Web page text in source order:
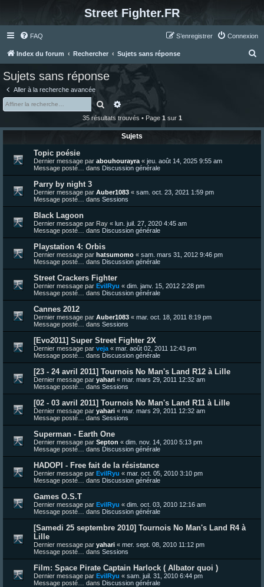
Street Fighter.FR
FAQ Connexion
S’enregistrer
Index du forum Rechercher Sujets sans réponse
Sujets sans réponse
Aller à la recherche avancée
RechercherRecherche avancée
35 résultats trouvés • Page 1 sur 1
Sujets
Topic poésie
Dernier message par abouhourayra « jeu. août 14, 2025 9:55 am
Message posté… dans Discussion générale
Parry by night 3
Dernier message par Auber1083 « sam. oct. 23, 2021 1:59 pm
Message posté… dans Sessions
Black Lagoon
Dernier message par Ray « lun. juil. 27, 2020 4:45 am
Message posté… dans Discussion générale
Playstation 4: Orbis
Dernier message par hatsumomo « sam. mars 31, 2012 9:46 pm
Message posté… dans Discussion générale
Street Crackers Fighter
Dernier message par EvilRyu « dim. janv. 15, 2012 2:28 pm
Message posté… dans Discussion générale
Cannes 2012
Dernier message par Auber1083 « mar. oct. 18, 2011 8:19 pm
Message posté… dans Sessions
[Evo2011] Super Street Fighter 2X
Dernier message par veja « mar. août 02, 2011 12:43 pm
Message posté… dans Discussion générale
[23 - 24 avril 2011] Tournois No Man's Land R12 à Lille
Dernier message par yahari « mar. mars 29, 2011 12:32 am
Message posté… dans Sessions
[02 - 03 avril 2011] Tournois No Man's Land R11 à Lille
Dernier message par yahari « mar. mars 29, 2011 12:32 am
Message posté… dans Sessions
Superman - Earth One
Dernier message par Septon « dim. nov. 14, 2010 5:13 pm
Message posté… dans Discussion générale
HADOPI - Free fait de la résistance
Dernier message par EvilRyu « mar. oct. 05, 2010 3:10 pm
Message posté… dans Discussion générale
Games O.S.T
Dernier message par EvilRyu « dim. oct. 03, 2010 12:16 am
Message posté… dans Discussion générale
[Samedi 25 septembre 2010] Tournois No Man's Land R4 à
Lille
Dernier message par yahari « mer. sept. 08, 2010 11:12 pm
Message posté… dans Sessions
Film: Space Pirate Captain Harlock ( Albator quoi )
Dernier message par EvilRyu « sam. juil. 31, 2010 6:44 pm
Message posté… dans Discussion générale